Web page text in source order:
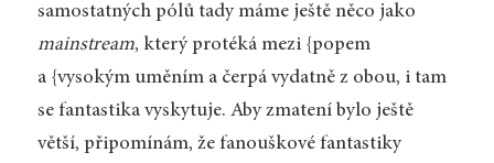
samostatných pólů tady máme ještě něco jako
mainstream, který protéká mezi {popem
a {vysokým uměním a čerpá vydatně z obou, i tam
se fantastika vyskytuje. Aby zmatení bylo ještě
větší, připomínám, že fanouškové fantastiky